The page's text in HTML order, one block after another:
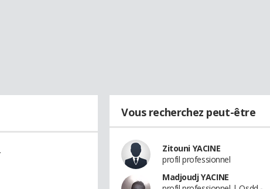
Vous recherchez peut-être
Zitouni YACINE
profil professionnel
Madjoudj YACINE